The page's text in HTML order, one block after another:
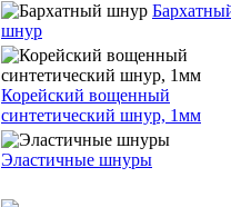
шнур
Корейский вощенный
синтетический шнур, 1мм
Эластичные шнуры